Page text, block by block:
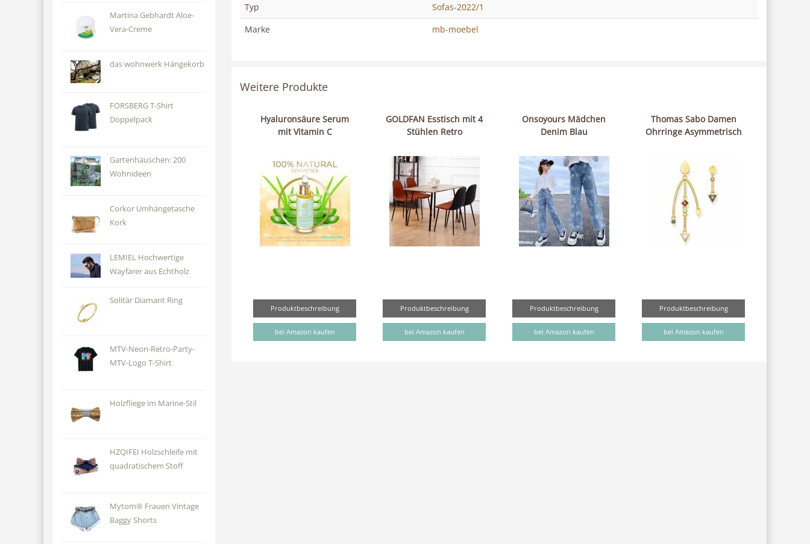
Martina Gebhardt Aloe-
Vera-Creme
das wohnwerk Hängekorb
FORSBERG T-Shirt
Doppelpack
Gartenhäuschen: 200
Wohnideen
Corkor Umhängetasche
Kork
LEMIEL Hochwertige
Wayfarer aus Echtholz
Solitär Diamant Ring
MTV-Neon-Retro-Party-
MTV-Logo T-Shirt
Holzfliege im Marine-Stil
HZQIFEI Holzschleife mit
quadratischem Stoff
Mytom® Frauen Vintage
Baggy Shorts
Typ
Sofas-2022/1
Marke
mb-moebel
Weitere Produkte
Hyaluronsäure Serum
mit Vitamin C
Produktbeschreibung
bei Amazon kaufen
GOLDFAN Esstisch mit 4
Stühlen Retro
Produktbeschreibung
bei Amazon kaufen
Onsoyours Mädchen
Denim Blau
Produktbeschreibung
bei Amazon kaufen
Thomas Sabo Damen
Ohrringe Asymmetrisch
Produktbeschreibung
bei Amazon kaufen